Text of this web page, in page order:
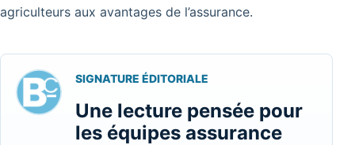
agriculteurs aux avantages de l’assurance.
SIGNATURE ÉDITORIALE
Une lecture pensée pour
les équipes assurance